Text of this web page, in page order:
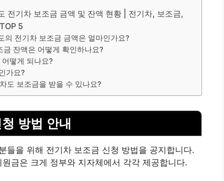
기차 보조금 금액 및 잔액 현황 | 전기차, 보조금,
5
전기차 보조금 금액은 얼마인가요?
잔액은 어떻게 확인하나요?
떻게 되나요?
가요?
도 보조금을 받을 수 있나요?
방법 안내
들을 위해 전기차 보조금 신청 방법을 공지합니다.
금은 크게 정부와 지자체에서 각각 제공합니다.